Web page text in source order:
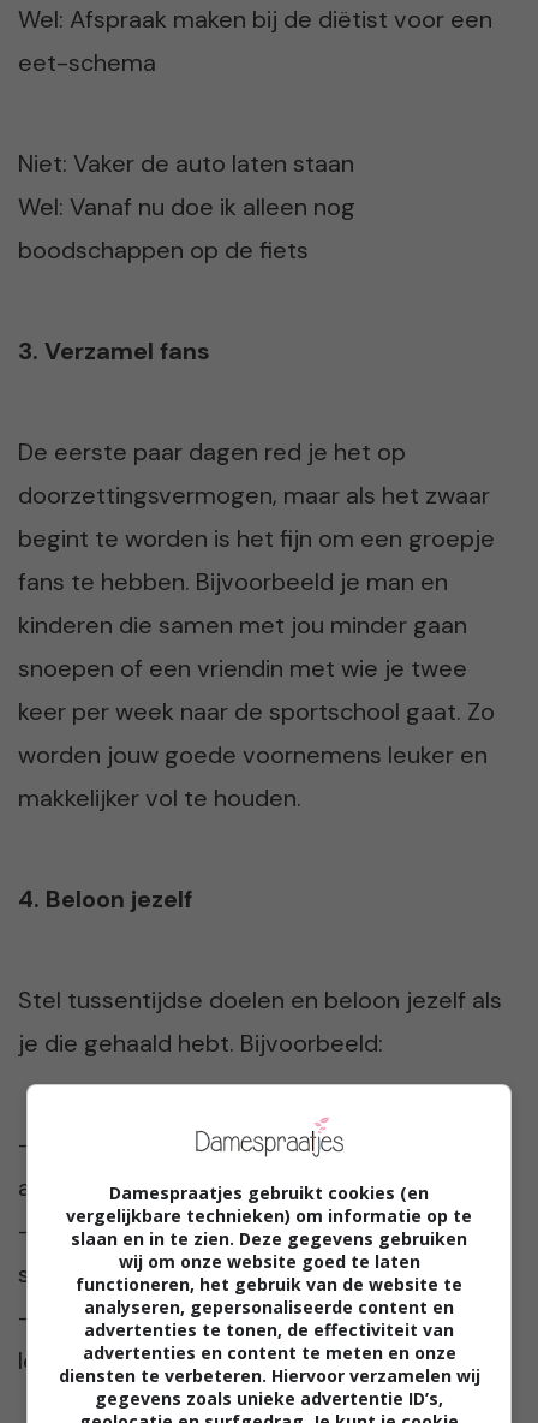
Wel: Afspraak maken bij de diëtist voor een
eet-schema
Niet: Vaker de auto laten staan
Wel: Vanaf nu doe ik alleen nog
boodschappen op de fiets
3. Verzamel fans
De eerste paar dagen red je het op
doorzettingsvermogen, maar als het zwaar
begint te worden is het fijn om een groepje
fans te hebben. Bijvoorbeeld je man en
kinderen die samen met jou minder gaan
snoepen of een vriendin met wie je twee
keer per week naar de sportschool gaat. Zo
worden jouw goede voornemens leuker en
makkelijker vol te houden.
4. Beloon jezelf
Stel tussentijdse doelen en beloon jezelf als
je die gehaald hebt. Bijvoorbeeld:
– 2 kilo afgevallen: Samen met je man een
avondje naar de film
– 5 kilo afgevallen: Patat met mayo van de
snackbar
– 10 kilo afgevallen: Uitgebreid etentje met
lekker veel wijnen
Damespraatjes gebruikt cookies (en
vergelijkbare technieken) om informatie op te
slaan en in te zien. Deze gegevens gebruiken
wij om onze website goed te laten
functioneren, het gebruik van de website te
analyseren, gepersonaliseerde content en
advertenties te tonen, de effectiviteit van
advertenties en content te meten en onze
diensten te verbeteren. Hiervoor verzamelen wij
gegevens zoals unieke advertentie ID’s,